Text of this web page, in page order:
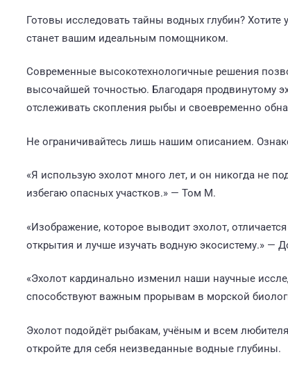
Готовы исследовать тайны водных глубин?
станет вашим идеальным помощником.
Современные высокотехнологичные решения
высочайшей точностью. Благодаря продвинутому
отслеживать скопления рыбы и своевременно
Не ограничивайтесь лишь нашим описанием.
«Я использую эхолот много лет, и он никогда не
избегаю опасных участков.» — Том М.
«Изображение, которое выводит эхолот,
открытия и лучше изучать водную экосистему.» —
«Эхолот кардинально изменил наши научные
способствуют важным прорывам в морской
Эхолот подойдёт рыбакам, учёным и всем
откройте для себя неизведанные водные глубины.